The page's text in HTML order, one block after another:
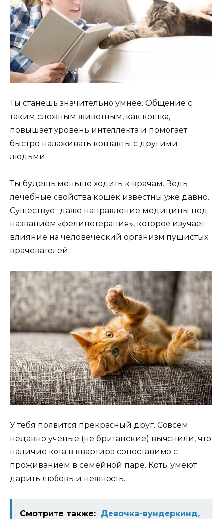
Ты станешь значительно умнее. Общение с
таким сложным животным, как кошка,
повышает уровень интеллекта и помогает
быстро налаживать контакты с другими
людьми.
Ты будешь меньше ходить к врачам. Ведь
лечебные свойства кошек известны уже давно.
Существует даже направление медицины под
названием «фелинотерапия», которое изучает
влияние на человеческий организм пушистых
врачевателей.
У тебя появится прекрасный друг. Совсем
недавно ученые (не британские) выяснили, что
наличие кота в квартире сопоставимо с
проживанием в семейной паре. Коты умеют
дарить любовь и нежность.
Смотрите также: Девочка-вундеркинд,